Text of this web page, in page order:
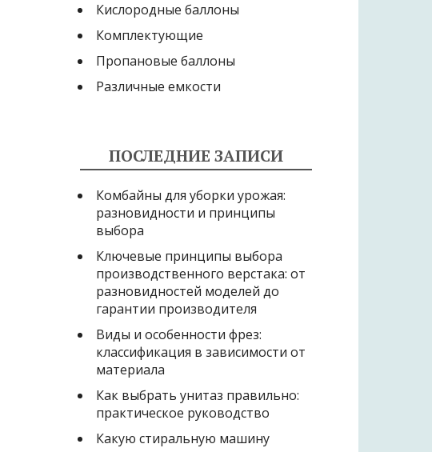
Кислородные баллоны
Комплектующие
Пропановые баллоны
Различные емкости
ПОСЛЕДНИЕ ЗАПИСИ
Комбайны для уборки урожая:
разновидности и принципы
выбора
Ключевые принципы выбора
производственного верстака: от
разновидностей моделей до
гарантии производителя
Виды и особенности фрез:
классификация в зависимости от
материала
Как выбрать унитаз правильно:
практическое руководство
Какую стиральную машину